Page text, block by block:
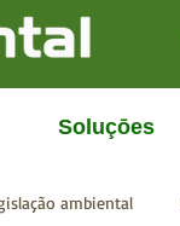
Soluçōes
ambiental